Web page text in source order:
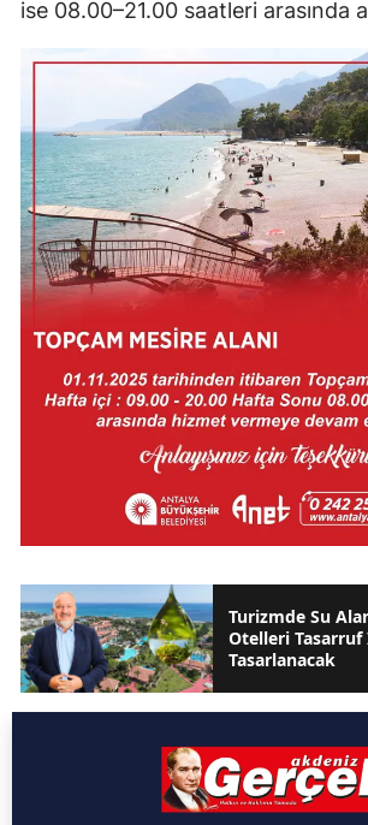
ise 08.00–21.00 saatleri arasında
Turizmde Su
Otelleri Tasarruf
Tasarlanacak